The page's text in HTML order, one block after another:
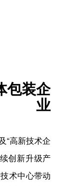
包装企
业
“高新技术企
创新升级产
术中心带动